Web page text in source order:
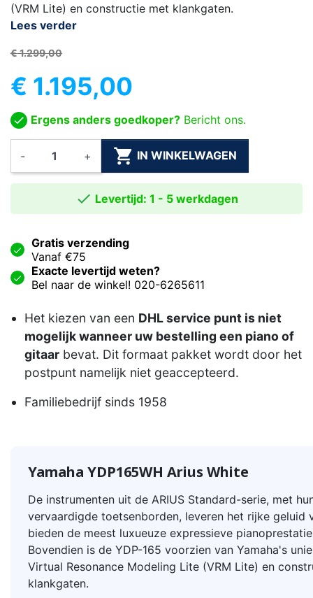
(VRM Lite) en constructie met klankgaten.
Lees verder
€ 1.299,00
€ 1.195,00
Ergens anders goedkoper? Bericht ons.
- +  IN WINKELWAGEN
 Levertijd: 1 - 5 werkdagen
Gratis verzending
Vanaf €75
Exacte levertijd weten?
Bel naar de winkel! 020-6265611
Het kiezen van een DHL service punt is niet
mogelijk wanneer uw bestelling een piano of
gitaar bevat. Dit formaat pakket wordt door het
postpunt namelijk niet geaccepteerd.
Familiebedrijf sinds 1958
Yamaha YDP165WH Arius White
De instrumenten uit de ARIUS Standard-serie, met
vervaardigde toetsenborden, leveren het rijke geluid
bieden de meest luxueuze expressieve
Bovendien is de YDP-165 voorzien van Yamaha's
Virtual Resonance Modeling Lite (VRM Lite) en
klankgaten.